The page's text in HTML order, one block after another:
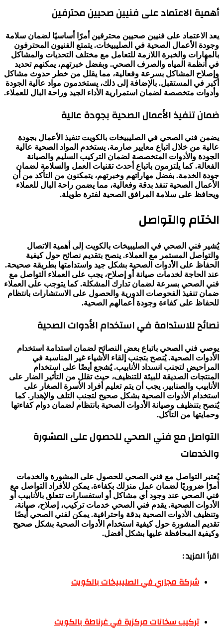
أهمية الاعتماد على فنيين صحيين محترفين
يعد الاعتماد على فنيين صحيين محترفين أمرًا أساسيًا لضمان سلامة
وجودة الأعمال الصحية في الصليبيخات. يتمتع الفنيون المحترفون
بالمهارات والخبرة اللازمة للتعامل مع مختلف التحديات والمشاكل
في أنظمة المياه والصرف الصحي. وبفضل خبرتهم، يمكنهم تحديد
وإصلاح المشاكل بسرعة وفعالية، مما يقلل من خطر حدوث مشاكل
أكبر في المستقبل. بالإضافة إلى ذلك، يستخدمون مواد عالية الجودة
وأدوات متخصصة لضمان استمرارية الأداء الجيد وراحة البال للعملاء.
ضمان تنفيذ الأعمال الصحية بجودة عالية
يضمن فني الصحي في الصليبيخات بالكويت تنفيذ الأعمال بجودة
عالية من خلال اتباع معايير صارمة. يستخدم المواد الصحية عالية
الجودة والأدوات المتخصصة لضمان التركيب السليم والصيانة
الفعالة. كما يلتزمون باتباع أحدث تقنيات العمل والسلامة لضمان
جودة الخدمة. بفضل مهاراتهم وخبرتهم، يتمكنون من التأكد من أن
الأعمال الصحية تنفذ بدقة وفعالية، مما يضمن راحة البال للعملاء
ويحافظ على سلامة المرافق الصحية لفترة طويلة.
الختام والتواصل
يُشير فني الصحي في الصليبيخات بالكويت إلى أهمية الاتصال
والتواصل المستمر مع العملاء. ينصح بتقديم نصائح حول كيفية
الحفاظ على الأدوات الصحية بشكل جيد واستدامتها بطريقة صحيحة.
عند الحاجة لخدمات صيانة أو إصلاح، يجب على العملاء التواصل مع
فني الصحي بسرعة لضمان تدارك المشكلة. كما يتوجب على العملاء
ضمان تنفيذ الفحوصات الدورية والحصول على الاستشارات بانتظام
للحفاظ على كفاءة وجودة أعمالهم الصحية.
نصائح للاستدامة في استخدام الأدوات الصحية
يوصي فني الصحي باتباع بعض النصائح لضمان استدامة استخدام
الأدوات الصحية. يُنصح بتجنب إلقاء الأشياء غير المناسبة في
المراحيض لتجنب انسداد الأنابيب. يُشجع أيضًا على استخدام
المنتجات الصديقة للبيئة للتنظيف، حيث تقلل من التأثير الضار على
الأنابيب والصنابير. يجب أن يتم تعليم أفراد الأسرة الصغار على
استخدام الأدوات الصحية بشكل صحيح لتجنب التلف والإهدار. كما
يُنصح بتنظيف وصيانة الأدوات الصحية بانتظام لضمان دوام كفاءتها
وحمايتها من التآكل.
التواصل مع فني الصحي للحصول على المشورة
والخدمات
يُعتبر التواصل مع فني الصحي للحصول على المشورة والخدمات
أمرًا ضروريًا لضمان عمل منزلك بكفاءة. يمكن للأفراد التواصل مع
فني الصحي عند وجود أي مشاكل أو استفسارات تتعلق بالأنابيب أو
الأدوات الصحية. يقدم فني الصحي خدمات تركيب، إصلاح، صيانة،
وتنظيف الأدوات الصحية بدقة واحترافية. يمكن لفني الصحي أيضًا
تقديم المشورة حول كيفية استخدام الأدوات الصحية بشكل صحيح
وكيفية المحافظة عليها بشكل أفضل.
اقرأ المزيد :
شركة مجاري في الصليبيخات بالكويت
تركيب سخانات مركزية في غرناطة بالكويت